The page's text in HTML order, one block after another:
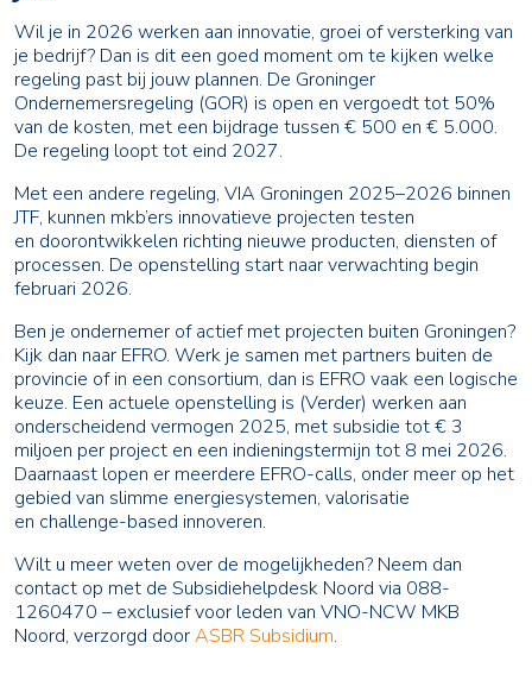
Wil je in 2026 werken aan innovatie, groei of versterking van
je bedrijf? Dan is dit een goed moment om te kijken welke
regeling past bij jouw plannen. De Groninger
Ondernemersregeling (GOR) is open en vergoedt tot 50%
van de kosten, met een bijdrage tussen € 500 en € 5.000.
De regeling loopt tot eind 2027.
Met een andere regeling, VIA Groningen 2025–2026 binnen
JTF, kunnen mkb’ers innovatieve projecten testen
en doorontwikkelen richting nieuwe producten, diensten of
processen. De openstelling start naar verwachting begin
februari 2026.
Ben je ondernemer of actief met projecten buiten Groningen?
Kijk dan naar EFRO. Werk je samen met partners buiten de
provincie of in een consortium, dan is EFRO vaak een logische
keuze. Een actuele openstelling is (Verder) werken aan
onderscheidend vermogen 2025, met subsidie tot € 3
miljoen per project en een indieningstermijn tot 8 mei 2026.
Daarnaast lopen er meerdere EFRO-calls, onder meer op het
gebied van slimme energiesystemen, valorisatie
en challenge-based innoveren.
Wilt u meer weten over de mogelijkheden? Neem dan
contact op met de Subsidiehelpdesk Noord via 088-
1260470 – exclusief voor leden van VNO-NCW MKB
Noord, verzorgd doorASBR Subsidium.